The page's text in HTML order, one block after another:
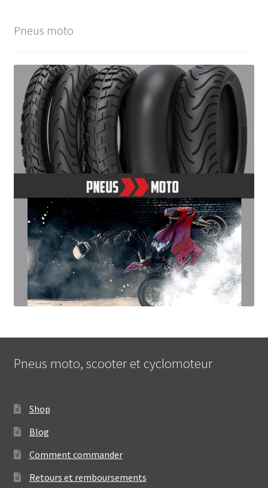
Pneus moto
Pneus moto, scooter et cyclomoteur
Shop
Blog
Comment commander
Retours et remboursements